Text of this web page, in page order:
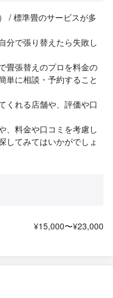
/ 標準畳のサービスが多
分で張り替えたら失敗し
畳張替えのプロを料金の
単に相談・予約すること
くれる店舗や、評価や口
、料金や口コミを考慮し
してみてはいかがでしょ
¥15,000〜¥23,000